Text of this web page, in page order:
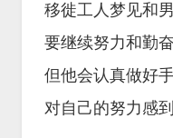
移徙工人梦见和
要继续努力和勤
但他会认真做好
对自己的努力感到